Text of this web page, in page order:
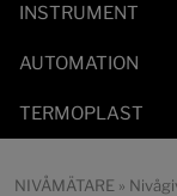
INSTRUMENT
AUTOMATION
TERMOPLAST
NIVÅMÄTARE »